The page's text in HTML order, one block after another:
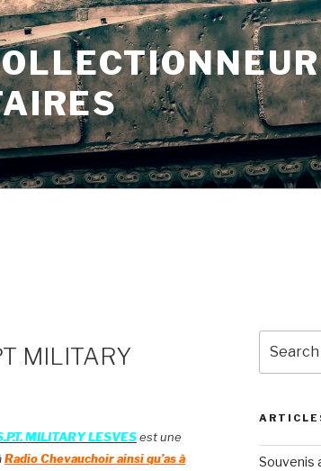
MILITARY
MILITARY LESVESest une
Radio Chevauchoir ainsi qu’as à
for:
Souvenis